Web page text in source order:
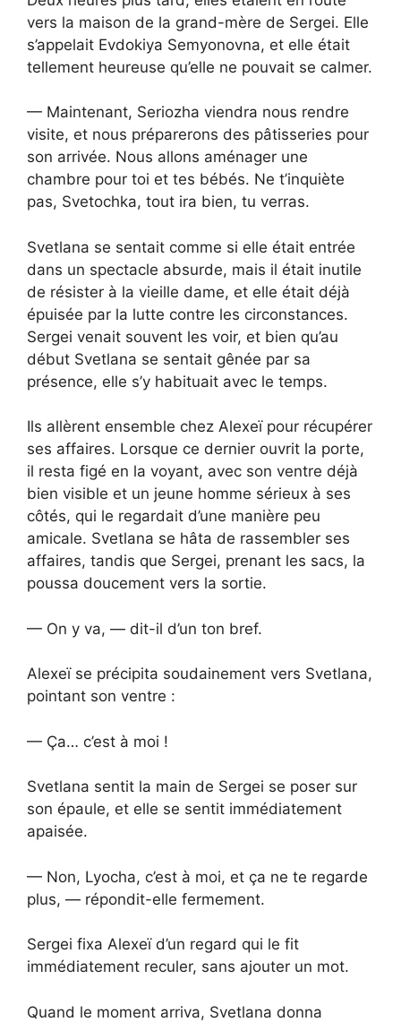
vers la maison de la grand-mère de Sergei. Elle
s’appelait Evdokiya Semyonovna, et elle était
tellement heureuse qu’elle ne pouvait se calmer.
— Maintenant, Seriozha viendra nous rendre
visite, et nous préparerons des pâtisseries pour
son arrivée. Nous allons aménager une
chambre pour toi et tes bébés. Ne t’inquiète
pas, Svetochka, tout ira bien, tu verras.
Svetlana se sentait comme si elle était entrée
dans un spectacle absurde, mais il était inutile
de résister à la vieille dame, et elle était déjà
épuisée par la lutte contre les circonstances.
Sergei venait souvent les voir, et bien qu’au
début Svetlana se sentait gênée par sa
présence, elle s’y habituait avec le temps.
Ils allèrent ensemble chez Alexeï pour récupérer
ses affaires. Lorsque ce dernier ouvrit la porte,
il resta figé en la voyant, avec son ventre déjà
bien visible et un jeune homme sérieux à ses
côtés, qui le regardait d’une manière peu
amicale. Svetlana se hâta de rassembler ses
affaires, tandis que Sergei, prenant les sacs, la
poussa doucement vers la sortie.
— On y va, — dit-il d’un ton bref.
Alexeï se précipita soudainement vers Svetlana,
pointant son ventre :
— Ça… c’est à moi !
Svetlana sentit la main de Sergei se poser sur
son épaule, et elle se sentit immédiatement
apaisée.
— Non, Lyocha, c’est à moi, et ça ne te regarde
plus, — répondit-elle fermement.
Sergei fixa Alexeï d’un regard qui le fit
immédiatement reculer, sans ajouter un mot.
Quand le moment arriva, Svetlana donna